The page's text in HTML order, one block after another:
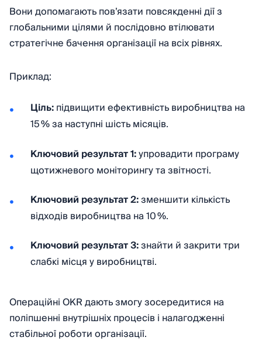
Вони допомагають пов’язати повсякденні дії з
глобальними цілями й послідовно втілювати
стратегічне бачення організації на всіх рівнях.
Приклад:
Ціль:підвищити ефективність виробництва на
15 % за наступні шість місяців.
Ключовий результат 1:упровадити програму
щотижневого моніторингу та звітності.
Ключовий результат 2:зменшити кількість
відходів виробництва на 10 %.
Ключовий результат 3:знайти й закрити три
слабкі місця у виробництві.
Операційні OKRдають змогу зосередитися на
поліпшенні внутрішніх процесів і налагодженні
стабільної роботи організації.